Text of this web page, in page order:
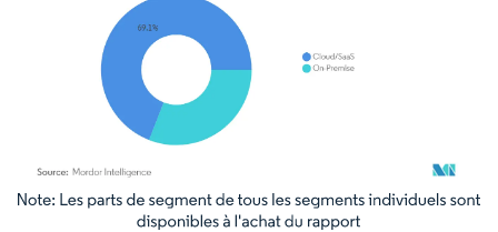
Image © Mordor Intelligence. La réutilisation nécessite une attribution sous CC BY